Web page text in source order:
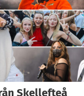
Skellefteå